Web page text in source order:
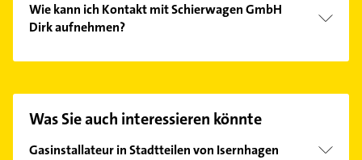
Wie kann ich Kontakt mit Schierwagen GmbH
Dirk aufnehmen?
finden Sie alleKontaktdaten.
Was Sie auch interessieren könnte
Gasinstallateur in Stadtteilen von Isernhagen